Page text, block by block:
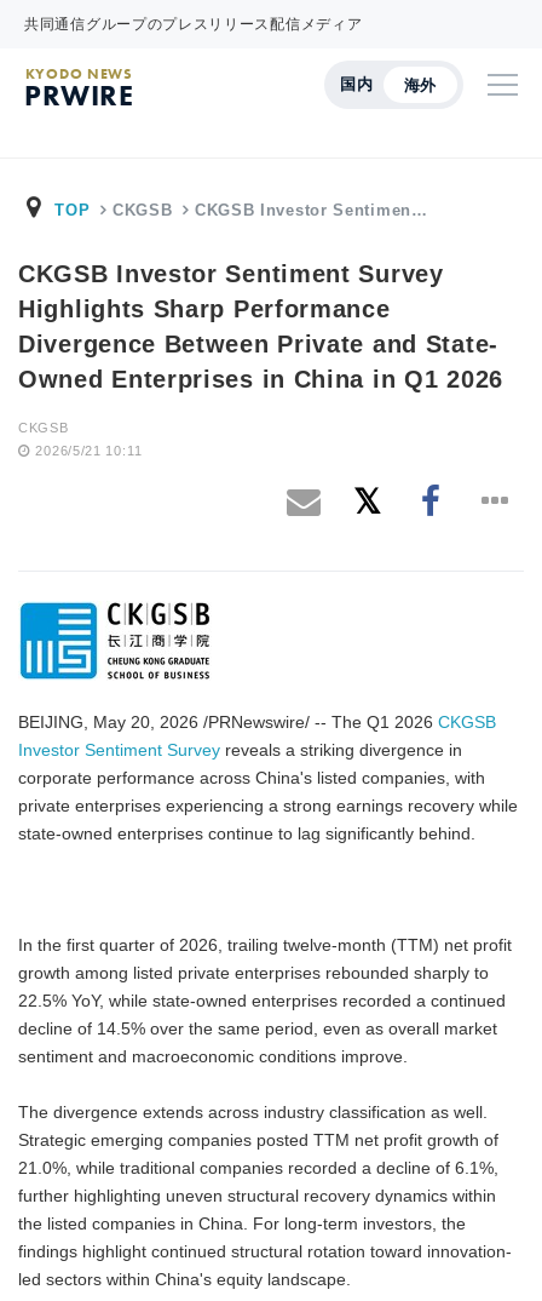
共同通信グループのプレスリリース配信メディア
国内 海外
KYODO NEWS
PRWIRE
TOP CKGSB CKGSB Investor Sentimen…
CKGSB Investor Sentiment Survey
Highlights Sharp Performance
Divergence Between Private and State-
Owned Enterprises in China in Q1 2026
CKGSB
2026/5/21 10:11
BEIJING, May 20, 2026 /PRNewswire/ -- The Q1 2026 CKGSB
Investor Sentiment Survey reveals a striking divergence in
corporate performance across China's listed companies, with
private enterprises experiencing a strong earnings recovery while
state-owned enterprises continue to lag significantly behind.
In the first quarter of 2026, trailing twelve-month (TTM) net profit
growth among listed private enterprises rebounded sharply to
22.5% YoY, while state-owned enterprises recorded a continued
decline of 14.5% over the same period, even as overall market
sentiment and macroeconomic conditions improve.
The divergence extends across industry classification as well.
Strategic emerging companies posted TTM net profit growth of
21.0%, while traditional companies recorded a decline of 6.1%,
further highlighting uneven structural recovery dynamics within
the listed companies in China. For long-term investors, the
findings highlight continued structural rotation toward innovation-
led sectors within China's equity landscape.